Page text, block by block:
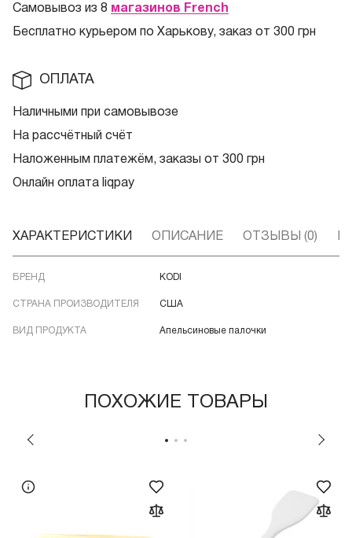
Самовывоз из 8 магазинов French
Бесплатно курьером по Харькову, заказ от 300 грн
ОПЛАТА
Наличными при самовывозе
На рассчётный счёт
Наложенным платежём, заказы от 300 грн
Онлайн оплата liqpay
ХАРАКТЕРИСТИКИ ОПИСАНИЕ ОТЗЫВЫ (0)
БРЕНД KODI
СТРАНА ПРОИЗВОДИТЕЛЯ США
ВИД ПРОДУКТА Апельсиновые палочки
ПОХОЖИЕ ТОВАРЫ